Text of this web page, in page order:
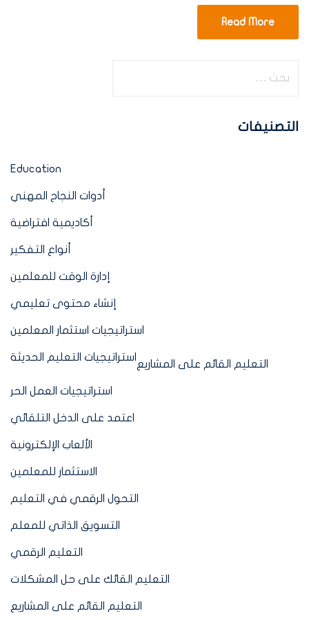
Read More
التصنيفات
Education
أدوات النجاح المهني
أكاديمية افتراضية
أنواع التفكير
إدارة الوقت للمعلمين
إنشاء محتوى تعليمي
استراتيجيات استثمار المعلمين
استراتيجيات التعليم الحديثة
التعليم القائم على المشاريع
استراتيجيات العمل الحر
اعتمد على الدخل التلقائي
الألعاب الإلكترونية
الاستثمار للمعلمين
التحول الرقمي في التعليم
التسويق الذاتي للمعلم
التعليم الرقمي
التعليم القائك على حل المشكلات
التعليم القائم على المشاريع